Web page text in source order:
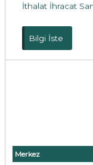
Merkez
İthalat İhracat
Bilgi İste